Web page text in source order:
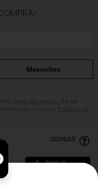
Masculino
DÚVIDAS